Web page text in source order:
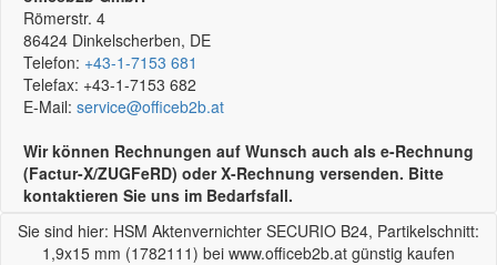
Römerstr. 4
86424 Dinkelscherben, DE
Telefon: +43-1-7153 681
Telefax: +43-1-7153 682
E-Mail: service@officeb2b.at
Wir können Rechnungen auf Wunsch auch als e-Rechnung
(Factur-X/ZUGFeRD) oder X-Rechnung versenden. Bitte
kontaktieren Sie uns im Bedarfsfall.
Sie sind hier: HSM Aktenvernichter SECURIO B24, Partikelschnitt:
1,9x15 mm (1782111) bei www.officeb2b.at günstig kaufen